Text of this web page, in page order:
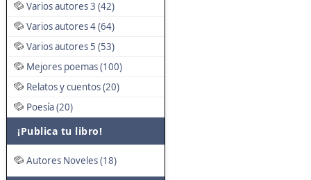
Varios autores 3 (42)
Varios autores 4 (64)
Varios autores 5 (53)
Mejores poemas (100)
Relatos y cuentos (20)
Poesía (20)
¡Publica tu libro!
Autores Noveles (18)